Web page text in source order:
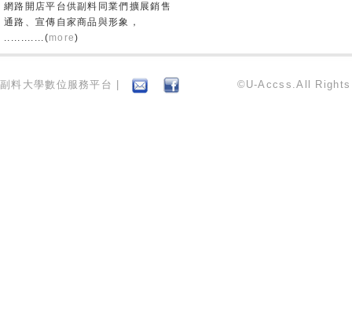
網路開店平台供副料同業們擴展銷售
通路、宣傳自家商品與形象，
............(more)
副料大學數位服務平台 | ©U-Accss.All Rights